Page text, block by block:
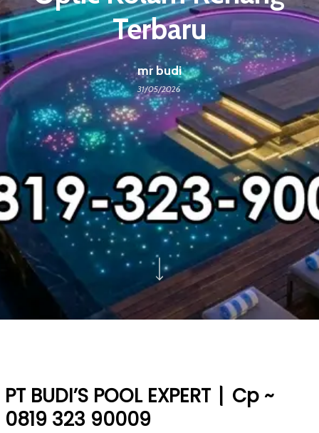
Terbaru
mr budi
31/05/2026
PT BUDI’S POOL EXPERT| Cp ~
0819 323 90009